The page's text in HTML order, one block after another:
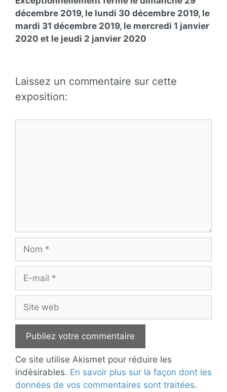
décembre 2019, le lundi 30 décembre 2019, le
mardi 31 décembre 2019, le mercredi 1 janvier
2020 et le jeudi 2 janvier 2020
Laissez un commentaire sur cette
exposition:
mail
web
Ce site utilise Akismet pour réduire les
indésirables. En savoir plus sur la façon dont les
données de vos commentaires sont traitées.